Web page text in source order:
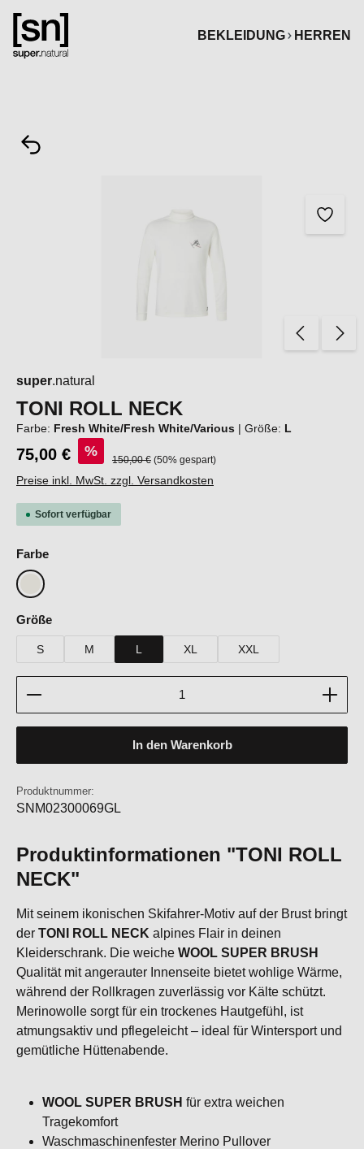
springen
BEKLEIDUNG
HERREN
super.natural
TONI ROLL NECK
Farbe: Fresh White/Fresh White/Various | Größe: L
75,00 € % Regulärer Preis:
150,00 € (50% gespart)
Preise inkl. MwSt. zzgl. Versandkosten
Sofort verfügbar
Farbeauswählen
Fresh White/Fresh White/Various
Größeauswählen
S M L XL XXL
Produkt Anzahl: Gib den gewünschten Wert ein
In den Warenkorb
Produktnummer:
SNM02300069GL
Produktinformationen "TONI ROLL
NECK"
Mit seinem ikonischen Skifahrer-Motiv auf der Brust bringt
der TONI ROLL NECK alpines Flair in deinen
Kleiderschrank. Die weiche WOOL SUPER BRUSH
Qualität mit angerauter Innenseite bietet wohlige Wärme,
während der Rollkragen zuverlässig vor Kälte schützt.
Merinowolle sorgt für ein trockenes Hautgefühl, ist
atmungsaktiv und pflegeleicht – ideal für Wintersport und
gemütliche Hüttenabende.
WOOL SUPER BRUSH für extra weichen
Tragekomfort
Waschmaschinenfester Merino Pullover